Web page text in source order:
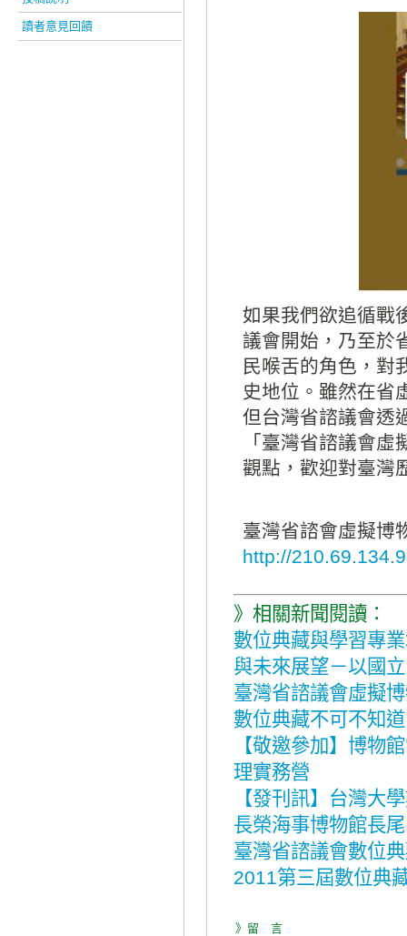
讀者意見回饋
如果我們欲追循戰
議會開始，乃至於
民喉舌的角色，對
史地位。雖然在省
但台灣省諮議會透
「臺灣省諮議會
觀點，歡迎對臺灣
臺灣省諮會虛擬博
http://
》相關新聞閱讀：
數位典藏與學習專
與未來展望－以國
臺灣省諮議會虛擬
數位典藏不可不知
【敬邀參加】博物
理實務營
【發刊訊】台灣大
長榮海事博物館長
臺灣省諮議會數位
2011第三屆數位典
》留 言